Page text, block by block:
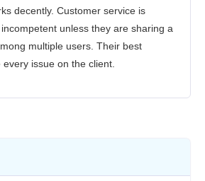
decently. Customer service is
unless they are sharing a
multiple users. Their best
issue on the client.